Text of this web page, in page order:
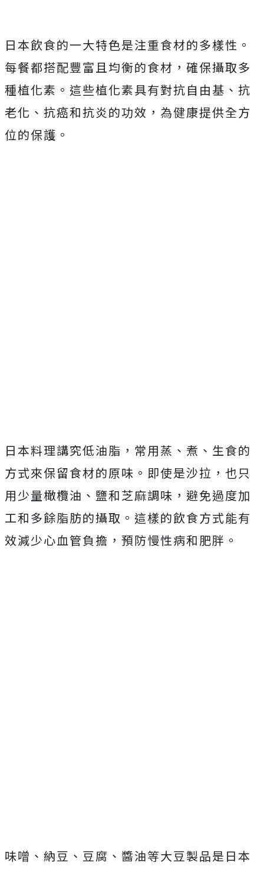
日本飲食的一大特色是注重食材的多樣性。
每餐都搭配豐富且均衡的食材，確保攝取多
種植化素。這些植化素具有對抗自由基、抗
老化、抗癌和抗炎的功效，為健康提供全方
位的保護。
日本料理講究低油脂，常用蒸、煮、生食的
方式來保留食材的原味。即使是沙拉，也只
用少量橄欖油、鹽和芝麻調味，避免過度加
工和多餘脂肪的攝取。這樣的飲食方式能有
效減少心血管負擔，預防慢性病和肥胖。
味噌、納豆、豆腐、醬油等大豆製品是日本